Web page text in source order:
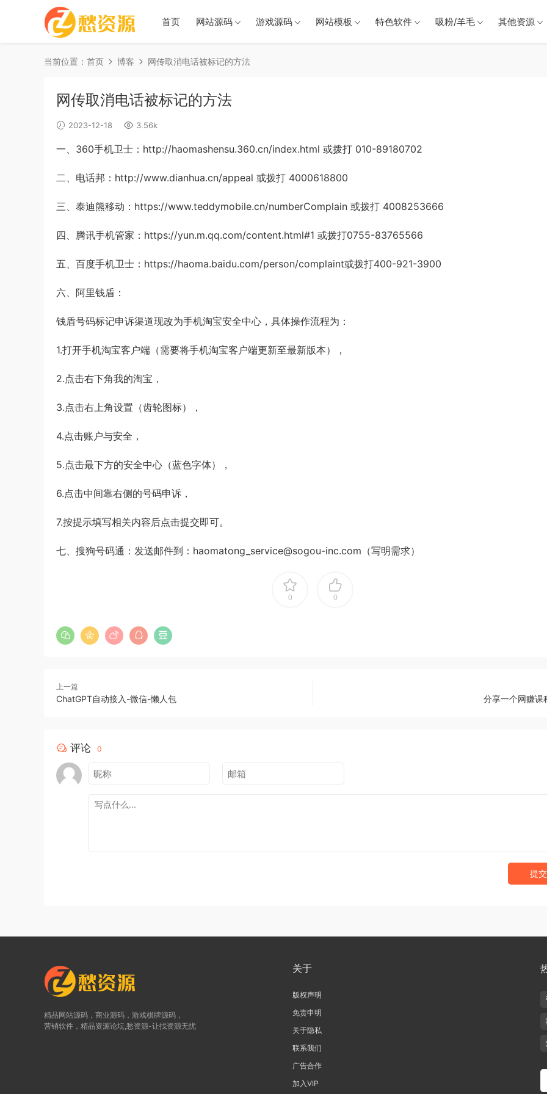
首页 网站源码 游戏源码 网站模板 特色软件 吸粉/羊毛 其他资源
当前位置： 首页 博客 网传取消电话被标记的方法
网传取消电话被标记的方法
2023-12-18 3.56k
一、360手机卫士：http://haomashensu.360.cn/index.html 或拨打 010-89180702
二、电话邦：http://www.dianhua.cn/appeal 或拨打 4000618800
三、泰迪熊移动：https://www.teddymobile.cn/numberComplain 或拨打 4008253666
四、腾讯手机管家：https://yun.m.qq.com/content.html#1 或拨打0755-83765566
五、百度手机卫士：https://haoma.baidu.com/person/complaint或拨打400-921-3900
六、阿里钱盾：
钱盾号码标记申诉渠道现改为手机淘宝安全中心，具体操作流程为：
1.打开手机淘宝客户端（需要将手机淘宝客户端更新至最新版本），
2.点击右下角我的淘宝，
3.点击右上角设置（齿轮图标），
4.点击账户与安全，
5.点击最下方的安全中心（蓝色字体），
6.点击中间靠右侧的号码申诉，
7.按提示填写相关内容后点击提交即可。
七、搜狗号码通：发送邮件到：haomatong_service@sogou-inc.com（写明需求）
0 0
上一篇
ChatGPT自动接入-微信-懒人包 分享一个网赚课
评论 0
提交
精品网站源码，商业源码，游戏棋牌源码，
营销软件，精品资源论坛,愁资源-让找资源无忧
关于
版权声明
免责申明
关于隐私
联系我们
广告合作
加入VIP